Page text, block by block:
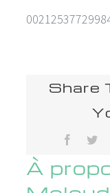
Share
À